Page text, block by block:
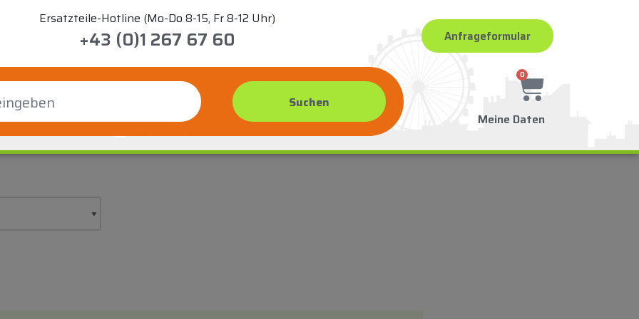
Ersatzteile-Hotline (Mo-Do 8-15, Fr 8-12 Uhr)
+43 (0)1 267 67 60 Anfrageformular
0
Meine Daten